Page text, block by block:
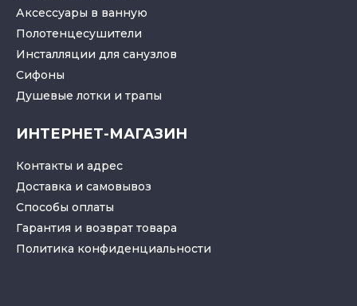
Аксессуары в ванную
Полотенцесушители
Инсталляции для санузлов
Cифоны
Душевые лотки и трапы
ИНТЕРНЕТ-МАГАЗИН
Контакты и адрес
Доставка и самовывоз
Способы оплаты
Гарантия и возврат товара
Политика конфиденциальности